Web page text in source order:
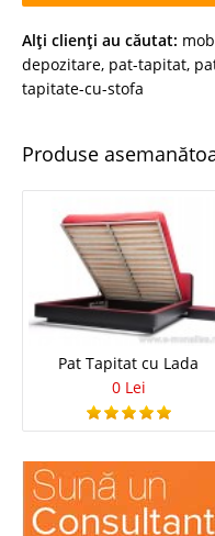
Alţi clienţi au căutat:
depozitare, pat-tapitat,
tapitate-cu-stofa
Produse
Pat Tapitat cu Lada
0 Lei